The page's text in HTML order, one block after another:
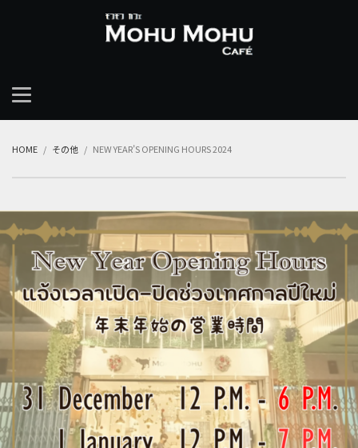
HOME その他 NEW YEAR’S OPENING HOURS 2024